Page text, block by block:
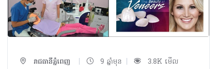
រាជធានីភ្នំពេញ | 9 ឆ្នាំមុន | 3.8K មើល